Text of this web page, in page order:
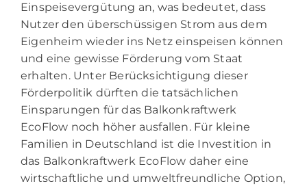
Einspeisevergütung an, was bedeutet, dass
Nutzer den überschüssigen Strom aus dem
Eigenheim wieder ins Netz einspeisen können
und eine gewisse Förderung vom Staat
erhalten. Unter Berücksichtigung dieser
Förderpolitik dürften die tatsächlichen
Einsparungen für das Balkonkraftwerk
EcoFlow noch höher ausfallen. Für kleine
Familien in Deutschland ist die Investition in
das Balkonkraftwerk EcoFlow daher eine
wirtschaftliche und umweltfreundliche Option,